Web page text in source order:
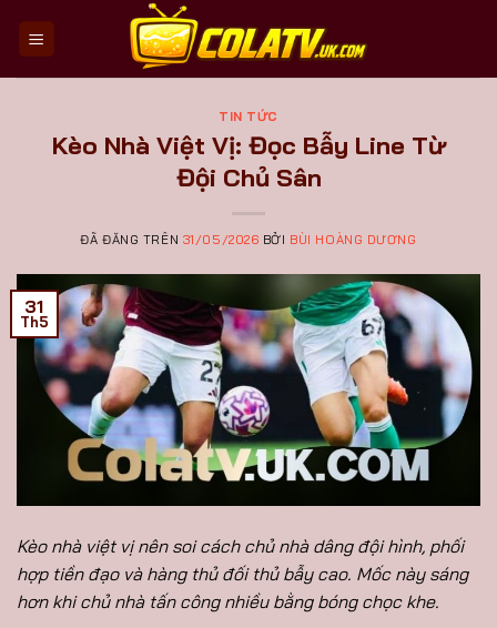
đến
TIN TỨC
Kèo Nhà Việt Vị: Đọc Bẫy Line Từ
Đội Chủ Sân
ĐÃ ĐĂNG TRÊN 31/05/2026 BỞI BÙI HOÀNG DƯƠNG
31
Th5
Kèo nhà việt vị nên soi cách chủ nhà dâng đội hình, phối
hợp tiền đạo và hàng thủ đối thủ bẫy cao. Mốc này sáng
hơn khi chủ nhà tấn công nhiều bằng bóng chọc khe.